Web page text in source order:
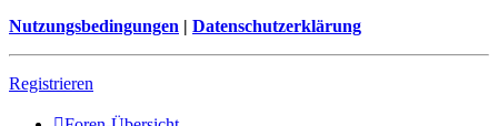
Nutzungsbedingungen | Datenschutzerklärung
Registrieren